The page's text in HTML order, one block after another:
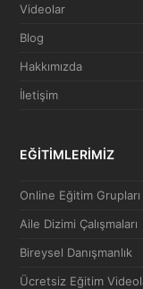
Videolar
Blog
Hakkımızda
İletişim
EĞİTİMLERİMİZ
Online Eğitim Grupları
Aile Dizimi Çalışmaları
Bireysel Danışmanlık
Ücretsiz Eğitim